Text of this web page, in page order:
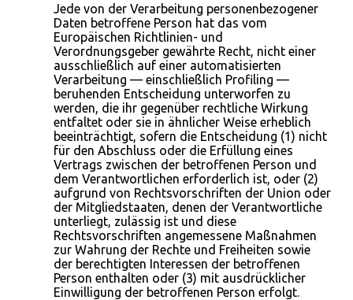
Jede von der Verarbeitung personenbezogener
Daten betroffene Person hat das vom
Europäischen Richtlinien- und
Verordnungsgeber gewährte Recht, nicht einer
ausschließlich auf einer automatisierten
Verarbeitung — einschließlich Profiling —
beruhenden Entscheidung unterworfen zu
werden, die ihr gegenüber rechtliche Wirkung
entfaltet oder sie in ähnlicher Weise erheblich
beeinträchtigt, sofern die Entscheidung (1) nicht
für den Abschluss oder die Erfüllung eines
Vertrags zwischen der betroffenen Person und
dem Verantwortlichen erforderlich ist, oder (2)
aufgrund von Rechtsvorschriften der Union oder
der Mitgliedstaaten, denen der Verantwortliche
unterliegt, zulässig ist und diese
Rechtsvorschriften angemessene Maßnahmen
zur Wahrung der Rechte und Freiheiten sowie
der berechtigten Interessen der betroffenen
Person enthalten oder (3) mit ausdrücklicher
Einwilligung der betroffenen Person erfolgt.